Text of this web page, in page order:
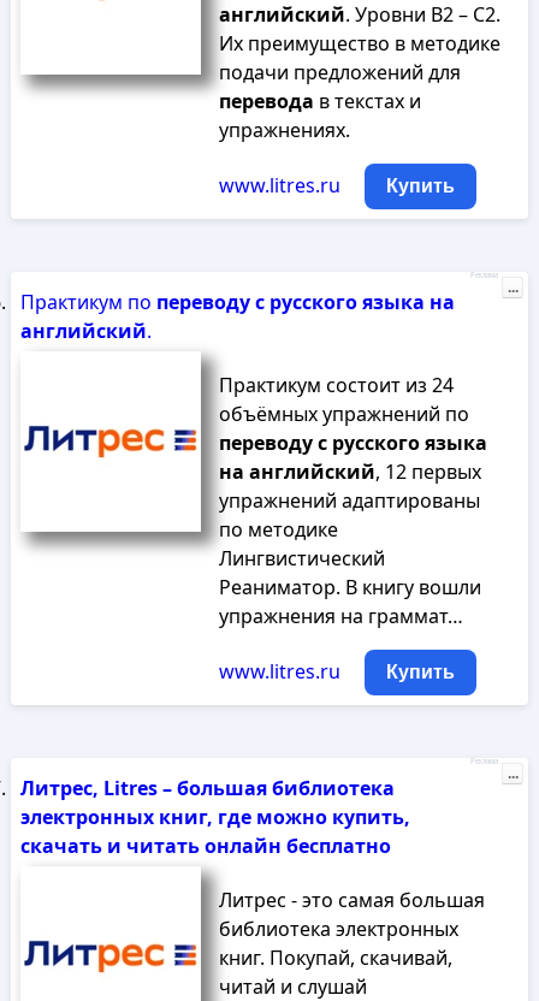
английский. Уровни В2 – С2.
Их преимущество в методике
подачи предложений для
перевода в текстах и
упражнениях.
www.litres.ru Купить
Практикум по переводус русскогоязыка на
английский.
Практикум состоит из 24
объёмных упражнений по
переводус русскогоязыка
на английский, 12 первых
упражнений адаптированы
по методике
Лингвистический
Реаниматор. В книгу вошли
упражнения на граммат…
www.litres.ru Купить
Реклама
...
Литрес, Litres – большая библиотека
электронных книг, где можно купить,
скачать и читать онлайн бесплатно
Литрес - это самая большая
библиотека электронных
книг. Покупай, скачивай,
читай и слушай
Реклама
...